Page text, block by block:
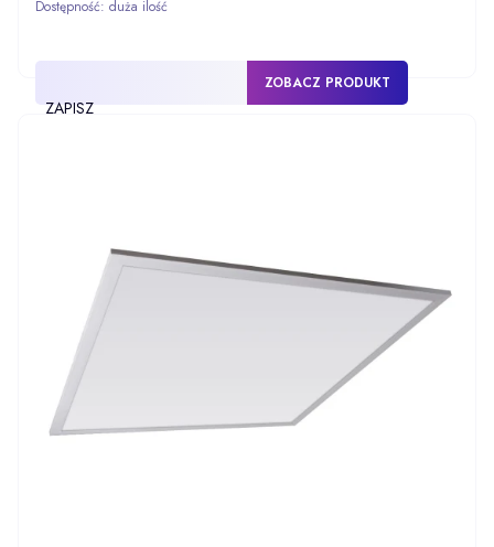
Dostępność: duża ilość
ZAPISZ
ZOBACZ PRODUKT